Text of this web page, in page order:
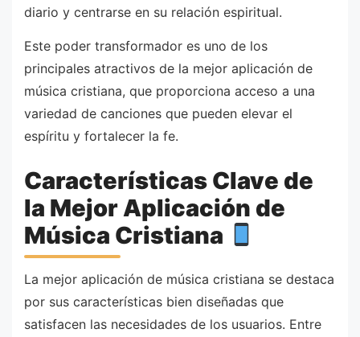
diario y centrarse en su relación espiritual.
Este poder transformador es uno de los
principales atractivos de la mejor aplicación de
música cristiana, que proporciona acceso a una
variedad de canciones que pueden elevar el
espíritu y fortalecer la fe.
Características Clave de
la Mejor Aplicación de
Música Cristiana
La mejor aplicación de música cristiana se destaca
por sus características bien diseñadas que
satisfacen las necesidades de los usuarios. Entre